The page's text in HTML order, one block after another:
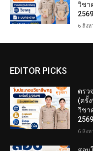
วิชา
2569
6 สิง
EDITOR PICKS
ตรว
(ครั้
วิชา
2569
6 สิง